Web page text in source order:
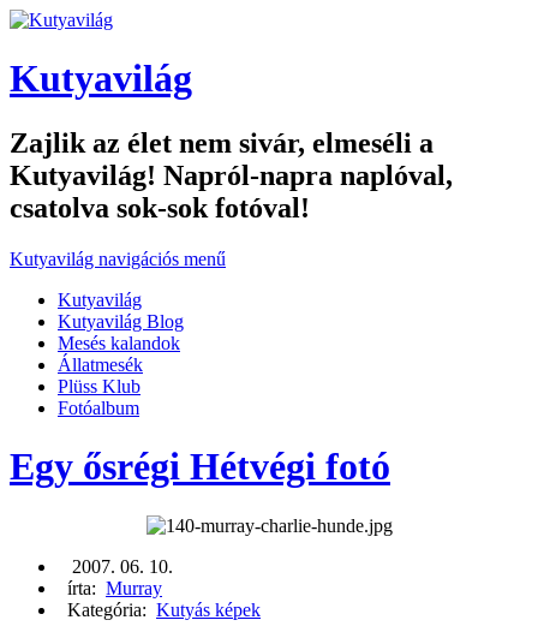
Kutyavilág
Zajlik az élet nem sivár, elmeséli a
Kutyavilág! Napról-napra naplóval,
csatolva sok-sok fotóval!
Kutyavilág navigációs menű
Kutyavilág
Kutyavilág Blog
Mesés kalandok
Állatmesék
Plüss Klub
Fotóalbum
Egy ősrégi Hétvégi fotó
2007. 06. 10.
írta: Murray
Kategória: Kutyás képek